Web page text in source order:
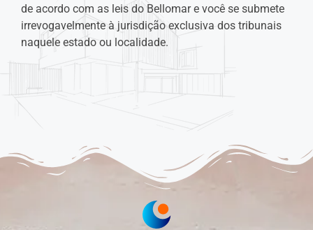
de acordo com as leis do Bellomar e você se submete
irrevogavelmente à jurisdição exclusiva dos tribunais
naquele estado ou localidade.